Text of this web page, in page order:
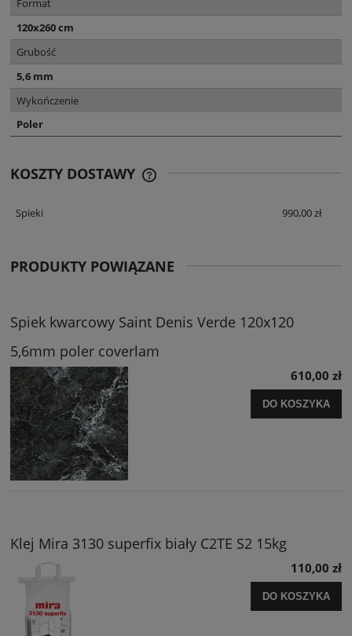
120x260 cm
Grubość
5,6 mm
Wykończenie
Poler
KOSZTY DOSTAWY
Spieki
990,00 zł
PRODUKTY POWIĄZANE
Spiek kwarcowy Saint Denis Verde 120x120
5,6mm poler coverlam
610,00 zł
DO KOSZYKA
Klej Mira 3130 superfix biały C2TE S2 15kg
110,00 zł
DO KOSZYKA